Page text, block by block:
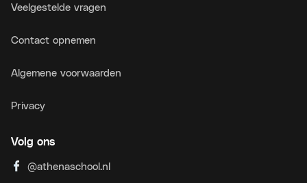
Veelgestelde vragen
Contact opnemen
Algemene voorwaarden
Privacy
Volg ons
@athenaschool.nl